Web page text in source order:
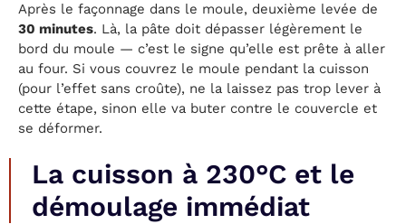
Après le façonnage dans le moule, deuxième levée de
30 minutes. Là, la pâte doit dépasser légèrement le
bord du moule — c’est le signe qu’elle est prête à aller
au four. Si vous couvrez le moule pendant la cuisson
(pour l’effet sans croûte), ne la laissez pas trop lever à
cette étape, sinon elle va buter contre le couvercle et
se déformer.
La cuisson à 230°C et le
démoulage immédiat